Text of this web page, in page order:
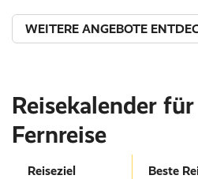
WEITERE ANGEBOTE
Reisekalender
Fernreise
Reiseziel Beste